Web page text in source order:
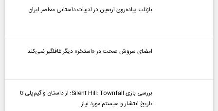
بازتاب پیاده‌روی اربعین در ادبیات داستانی معاصر ایران
امضای سروش صحت در «استخر» دیگر غافلگیر نمی‌کند
بررسی بازی Silent Hill: Townfall؛ از داستان و گیم‌پلی تا
تاریخ انتشار و سیستم مورد نیاز